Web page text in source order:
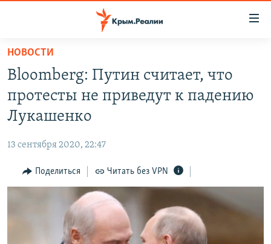
Вернуться
основному
содержанию
Вернутся
главной
навигации
Вернутся
НОВОСТИ
СПЕЦПРОЕКТЫ
11 ЛЕТ ОККУПАЦИИ КРЫМА. 11 ИСТОРИЙ СОПРОТИВЛЕНИЯ
ВОДА
ЕЩЕ
ИНТЕРАКТИВ
ТЕЛЕПРОЕКТ КРЫМ.РЕАЛИИ
СОВЕТЫ ПРАВОЗАЩИТНИКОВ
РАДІО СВОБОДА
КАК ОБОЙТИ БЛОКИРОВКУ
Українською
НОВОСТИ
Bloomberg: Путин считает, что
протесты не приведут к падению
Лукашенко
13 сентября 2020, 22:47
Поделиться Читать без VPN